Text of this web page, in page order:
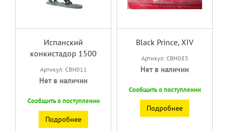
Испанский
конкистадор 1500
Артикул: CBH011
Нет в наличии
Сообщить о поступлении
Подробнее
Black Prince, XIV
Артикул: CBH083
Нет в наличии
Сообщить о поступлении
Подробнее